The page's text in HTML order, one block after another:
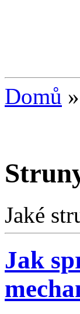
Domů »
Jaké
Jak